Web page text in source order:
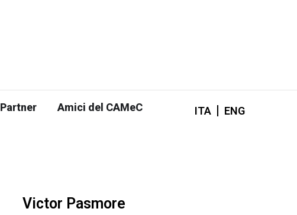
Partner
Amici del CAMeC
ITA ENG
Victor Pasmore